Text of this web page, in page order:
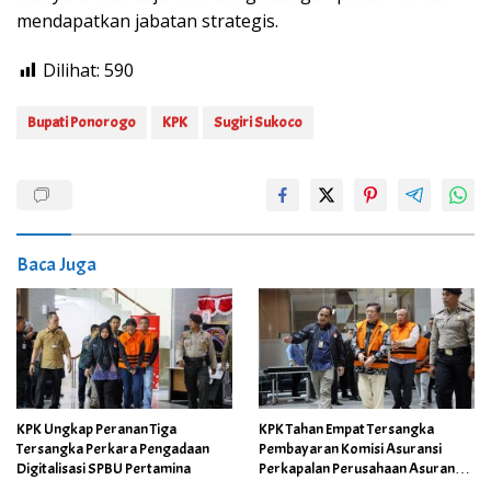
mendapatkan jabatan strategis.
Dilihat: 590
Bupati Ponorogo KPK Sugiri Sukoco
Baca Juga
KPK Ungkap Peranan Tiga
Tersangka Perkara Pengadaan
Digitalisasi SPBU Pertamina
KPK Tahan Empat Tersangka
Pembayaran Komisi Asuransi
Perkapalan Perusahaan Asuransi